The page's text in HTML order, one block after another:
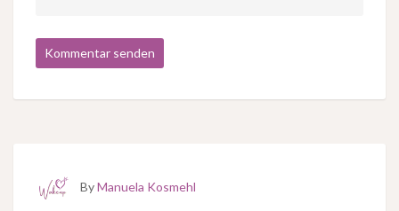
ByManuela Kosmehl